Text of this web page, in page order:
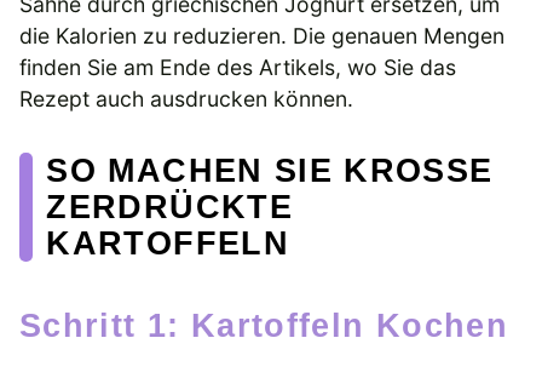
die Kalorien zu reduzieren. Die genauen Mengen
finden Sie am Ende des Artikels, wo Sie das
Rezept auch ausdrucken können.
SO MACHEN SIE KROSSE
ZERDRÜCKTE
KARTOFFELN
Schritt 1: Kartoffeln Kochen